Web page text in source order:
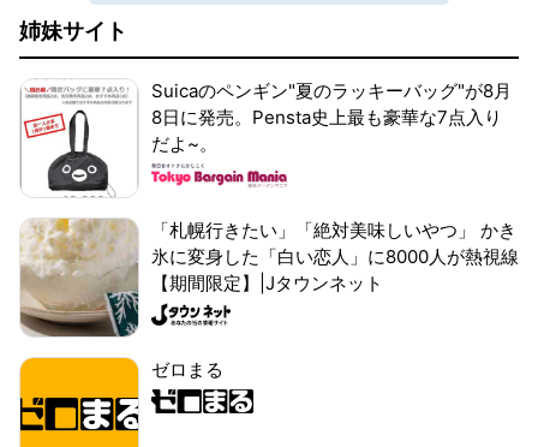
姉妹サイト
Suicaのペンギン"夏のラッキーバッグ"が8月
8日に発売。Pensta史上最も豪華な7点入り
だよ~。
「札幌行きたい」「絶対美味しいやつ」 かき
氷に変身した「白い恋人」に8000人が熱視線
【期間限定】|Jタウンネット
ゼロまる